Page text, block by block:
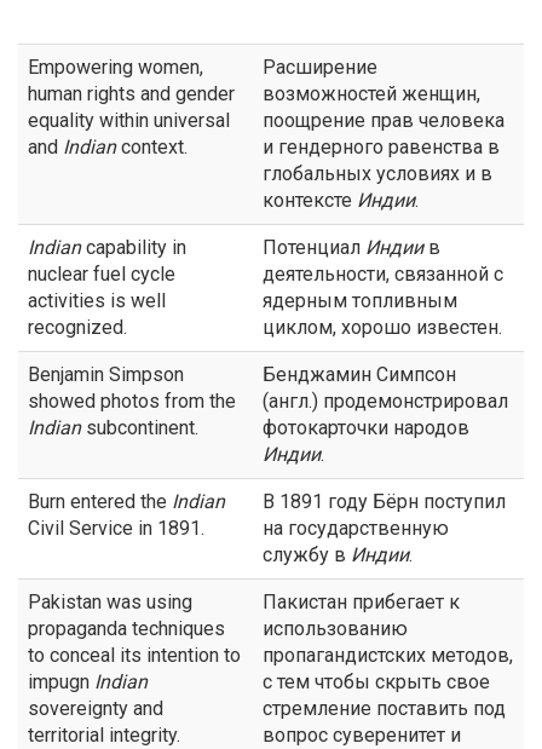
Empowering women,
human rights and gender
equality within universal
and Indiancontext.
Расширение
возможностей женщин,
поощрение прав человека
и гендерного равенства в
глобальных условиях и в
контексте Индии.
Indiancapability in
nuclear fuel cycle
activities is well
recognized.
Потенциал Индиив
деятельности, связанной с
ядерным топливным
циклом, хорошо известен.
Benjamin Simpson
showed photos from the
Indiansubcontinent.
Бенджамин Симпсон
(англ.) продемонстрировал
фотокарточки народов
Индии.
Burn entered the Indian
Civil Service in 1891.
В 1891 году Бёрн поступил
на государственную
службу в Индии.
Pakistan was using
propaganda techniques
to conceal its intention to
impugn Indian
sovereignty and
territorial integrity.
Пакистан прибегает к
использованию
пропагандистских методов,
с тем чтобы скрыть свое
стремление поставить под
вопрос суверенитет и